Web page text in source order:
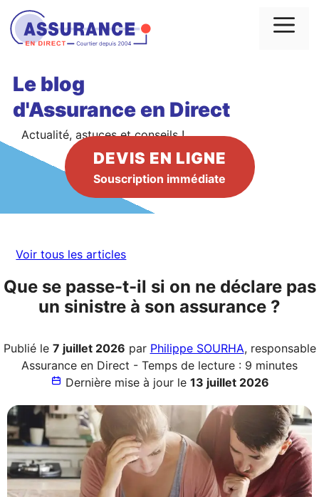
Aller
au
contenu
Le blog
d'Assurance en Direct
Actualité, astuces et conseils !
DEVIS EN LIGNE
Souscription immédiate
Voir tous les articles
Que se passe-t-il si on ne déclare pas
un sinistre à son assurance ?
Publié le 7 juillet 2026 par Philippe SOURHA, responsable
Assurance en Direct - Temps de lecture : 9 minutes
Dernière mise à jour le 13 juillet 2026